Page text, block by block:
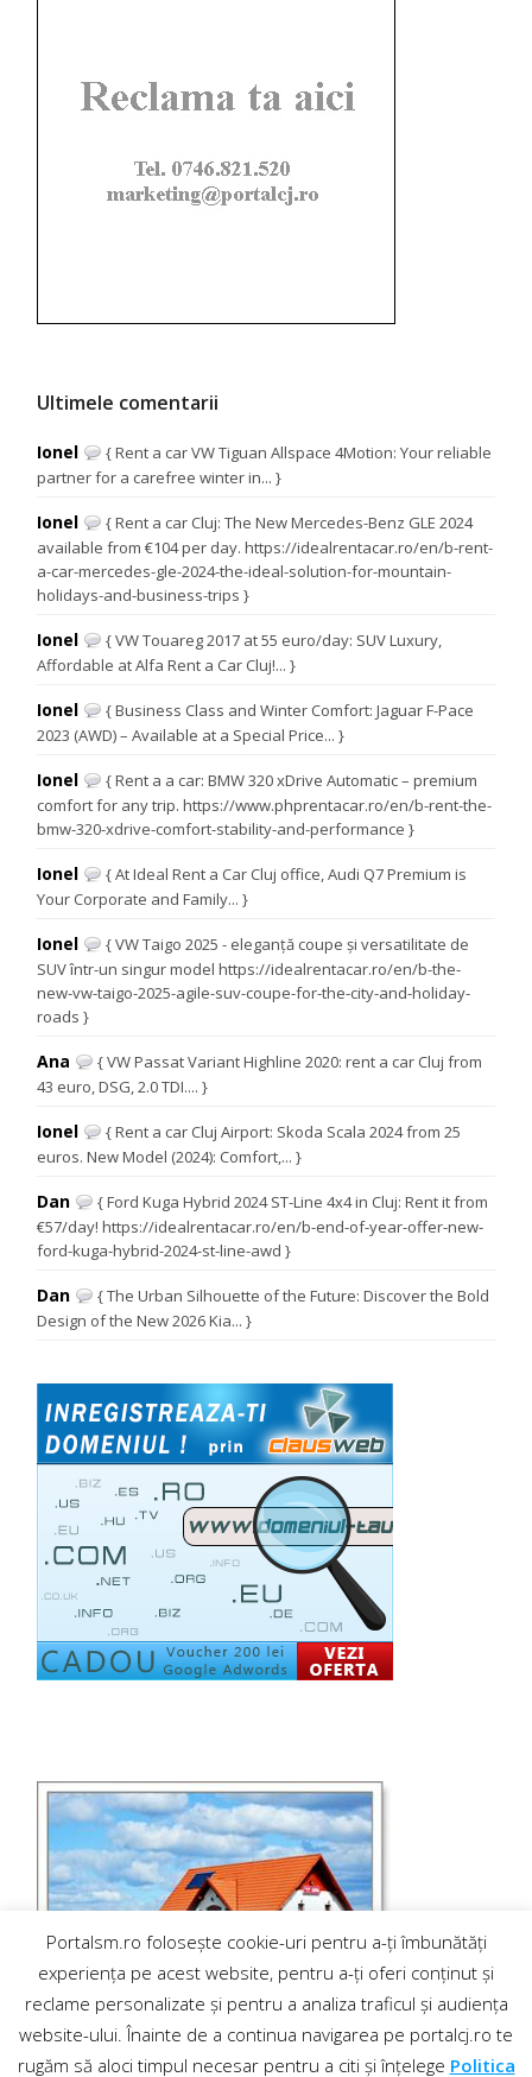
Ultimele comentarii
Ionel
{ Rent a car VW Tiguan Allspace 4Motion: Your reliable
partner for a carefree winter in... }
Ionel
{ Rent a car Cluj: The New Mercedes-Benz GLE 2024
available from €104 per day. https://idealrentacar.ro/en/b-rent-
a-car-mercedes-gle-2024-the-ideal-solution-for-mountain-
holidays-and-business-trips }
Ionel
{ VW Touareg 2017 at 55 euro/day: SUV Luxury,
Affordable at Alfa Rent a Car Cluj!... }
Ionel
{ Business Class and Winter Comfort: Jaguar F-Pace
2023 (AWD) – Available at a Special Price... }
Ionel
{ Rent a a car: BMW 320 xDrive Automatic – premium
comfort for any trip. https://www.phprentacar.ro/en/b-rent-the-
bmw-320-xdrive-comfort-stability-and-performance }
Ionel
{ At Ideal Rent a Car Cluj office, Audi Q7 Premium is
Your Corporate and Family... }
Ionel
{ VW Taigo 2025 - eleganță coupe și versatilitate de
SUV într-un singur model https://idealrentacar.ro/en/b-the-
new-vw-taigo-2025-agile-suv-coupe-for-the-city-and-holiday-
roads }
Ana
{ VW Passat Variant Highline 2020: rent a car Cluj from
43 euro, DSG, 2.0 TDI.... }
Ionel
{ Rent a car Cluj Airport: Skoda Scala 2024 from 25
euros. New Model (2024): Comfort,... }
Dan
{ Ford Kuga Hybrid 2024 ST-Line 4x4 in Cluj: Rent it from
€57/day! https://idealrentacar.ro/en/b-end-of-year-offer-new-
ford-kuga-hybrid-2024-st-line-awd }
Dan
{ The Urban Silhouette of the Future: Discover the Bold
Design of the New 2026 Kia... }
Portalsm.ro folosește cookie-uri pentru a-ți îmbunătăți
experiența pe acest website, pentru a-ți oferi conținut și
reclame personalizate și pentru a analiza traficul și audiența
website-ului. Înainte de a continua navigarea pe portalcj.ro te
rugăm să aloci timpul necesar pentru a citi și înțelege Politica